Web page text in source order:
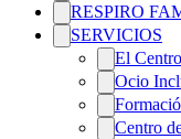
RESPIRO
SERVICIOS
El
Ocio
Centro